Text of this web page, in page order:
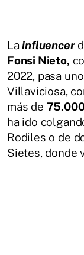
Lainfluencer
Fonsi Nieto,
2022, pasa
Villaviciosa,
más de
ha ido
Rodiles o de
Sietes, donde